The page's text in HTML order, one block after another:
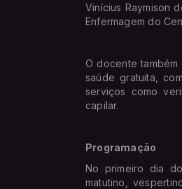
Vinícius Raymison
Enfermagem do
O docente
saúde gratuita,
serviços como
capilar.
Programação
No primeiro dia
matutino,